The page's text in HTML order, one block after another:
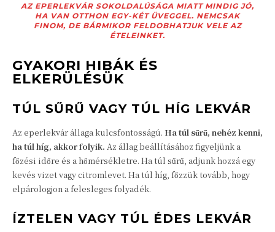
AZ EPERLEKVÁR SOKOLDALÚSÁGA MIATT MINDIG JÓ,
HA VAN OTTHON EGY-KÉT ÜVEGGEL. NEMCSAK
FINOM, DE BÁRMIKOR FELDOBHATJUK VELE AZ
ÉTELEINKET.
GYAKORI HIBÁK ÉS
ELKERÜLÉSÜK
TÚL SŰRŰ VAGY TÚL HÍG LEKVÁR
Az eperlekvár állaga kulcsfontosságú. Ha túl sűrű, nehéz kenni,
ha túl híg, akkor folyik. Az állag beállításához figyeljünk a
főzési időre és a hőmérsékletre. Ha túl sűrű, adjunk hozzá egy
kevés vizet vagy citromlevet. Ha túl híg, főzzük tovább, hogy
elpárologjon a felesleges folyadék.
ÍZTELEN VAGY TÚL ÉDES LEKVÁR